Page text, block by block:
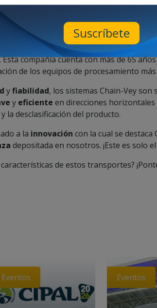
a Chain-
a trabajar junto aChain-Vey, empresa
. Esta compañía cuenta con más de 65
de los equipos de procesamiento más
yfiabilidad, los sistemas Chain-Vey son
y eficiente en direcciones
la desclasificación del producto.
a la innovación con la cual se
depositada en nosotros. ¡Este es solo
de estos transportes?
Eventos Eventos
Suscríbete